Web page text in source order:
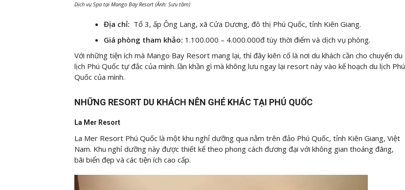
Dịch vụ Spa tại Mango Bay Resort (Ảnh: Sưu tầm)
Địa chỉ: Tổ 3, ấp Ông Lang, xã Cửa Dương, đô thị Phú Quốc, tỉnh Kiên Giang.
Giá phòng tham khảo: 1.100.000 – 4.000.000đ tùy thời điểm và dịch vụ phòng.
Với những tiện ích mà Mango Bay Resort mang lại, thì đây kiên cố là nơi du khách cần cho chuyến du
lịch Phú Quốc tự đắc của mình. lần khần gì mà không lưu ngay lại resort này vào kế hoạch du lịch Phú
Quốc của mình.
NHỮNG RESORT DU KHÁCH NÊN GHÉ KHÁC TẠI PHÚ QUỐC
La Mer Resort
La Mer Resort Phú Quốc là một khu nghỉ dưỡng qua nằm trên đảo Phú Quốc, tỉnh Kiên Giang, Việt
Nam. Khu nghỉ dưỡng này được thiết kế theo phong cách đương đại với không gian thoáng đãng,
bãi biển đẹp và các tiện ích cao cấp.